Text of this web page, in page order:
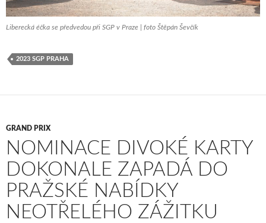
Liberecká éčka se předvedou při SGP v Praze | foto Štěpán Ševčík
2023 SGP PRAHA
GRAND PRIX
NOMINACE DIVOKÉ KARTY
DOKONALE ZAPADÁ DO
PRAŽSKÉ NABÍDKY
NEOTŘELÉHO ZÁŽITKU